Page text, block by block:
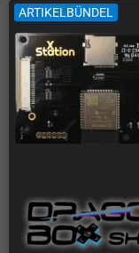
ARTIKELBÜNDEL